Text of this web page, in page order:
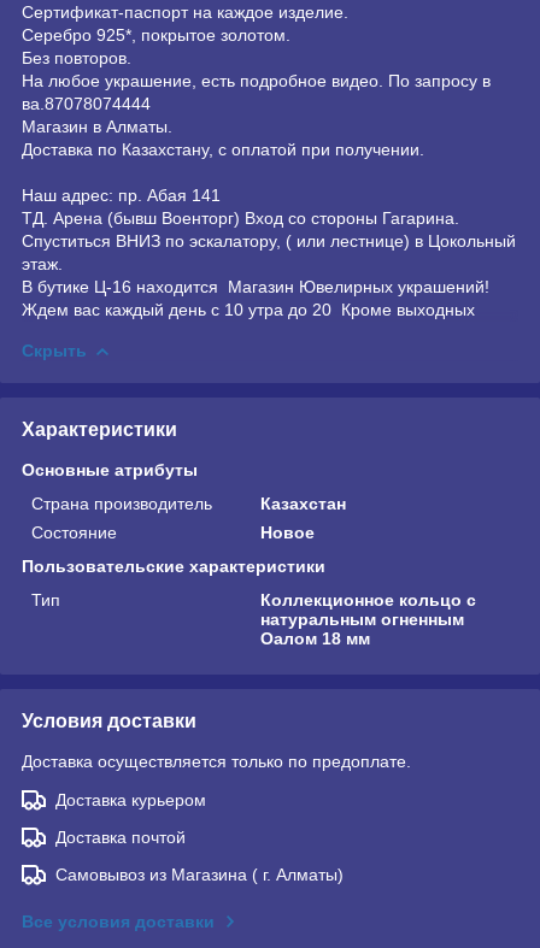
Сертификат-паспорт на каждое изделие.
Серебро 925*, покрытое золотом.
Без повторов.
На любое украшение, есть подробное видео. По запросу в
ва.87078074444
Магазин в Алматы.
Доставка по Казахстану, с оплатой при получении.
Наш адрес: пр. Абая 141
ТД. Арена (бывш Военторг) Вход со стороны Гагарина.
Спуститься ВНИЗ по эскалатору, ( или лестнице) в Цокольный
этаж.
В бутике Ц-16 находится Магазин Ювелирных украшений!
Ждем вас каждый день с 10 утра до 20 Кроме выходных
Скрыть
Характеристики
Основные атрибуты
Страна производитель
Казахстан
Состояние
Новое
Пользовательские характеристики
Тип
Коллекционное кольцо с
натуральным огненным
Оалом 18 мм
Условия доставки
Доставка осуществляется только по предоплате.
Доставка курьером
Доставка почтой
Самовывоз из Магазина ( г. Алматы)
Все условия доставки